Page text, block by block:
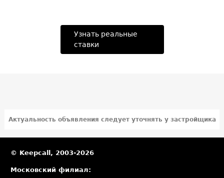
Узнать реальные
ставки
Актуальность объявления следует уточнять у застройщика
© Keepcall, 2003-2026
Московский филиал: